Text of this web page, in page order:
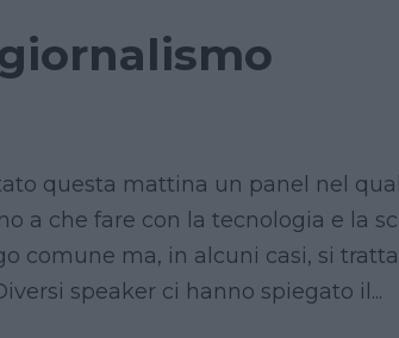
questa mattina un panel nel
a che fare con la tecnologia e la
comune ma, in alcuni casi, si
speaker ci hanno spiegato il...